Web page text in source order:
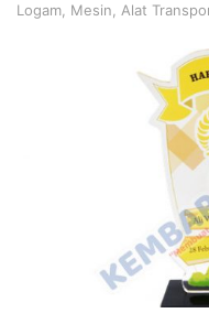
Logam, Mesin, Alat